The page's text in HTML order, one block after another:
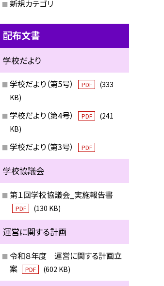
新規カテゴリ
配布文書
学校だより
学校だより（第5号） PDF
(333
KB)
学校だより（第4号） PDF
(241
KB)
学校だより（第3号） PDF
学校協議会
第１回学校協議会_実施報告書
PDF (130 KB)
運営に関する計画
令和８年度 運営に関する計画立
案
PDF (602 KB)